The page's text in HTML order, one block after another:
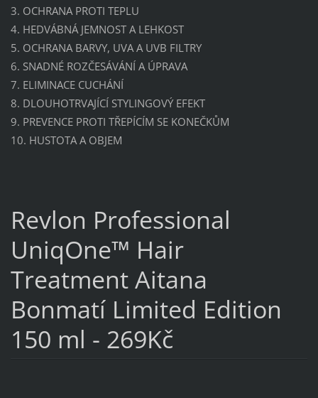
3. OCHRANA PROTI TEPLU
4. HEDVÁBNÁ JEMNOST A LEHKOST
5. OCHRANA BARVY, UVA A UVB FILTRY
6. SNADNÉ ROZČESÁVÁNÍ A ÚPRAVA
7. ELIMINACE CUCHÁNÍ
8. DLOUHOTRVAJÍCÍ STYLINGOVÝ EFEKT
9. PREVENCE PROTI TŘEPÍCÍM SE KONEČKŮM
10. HUSTOTA A OBJEM
Revlon Professional
UniqOne™ Hair
Treatment Aitana
Bonmatí Limited Edition
150 ml - 269Kč